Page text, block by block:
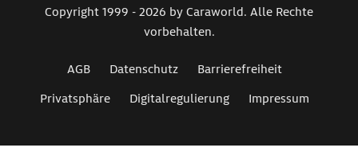
Copyright 1999 - 2026 by Caraworld. Alle Rechte
vorbehalten.
AGB Datenschutz
Barrierefreiheit
Privatsphäre
Digitalregulierung Impressum